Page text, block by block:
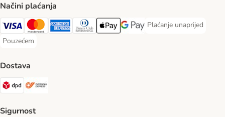
Načini plaćanja
Visa Payment Method
MasterCard Payment Method
American Express Payment Method
Diners Club Payment Method
Payment MethodGoogle pay Payment Method
Plaćanje unaprijed
Plaćanje unaprijed
Pouzećem
Pouzećem Payment Method
Dostava
DPD Shipping Method
Sigurnost